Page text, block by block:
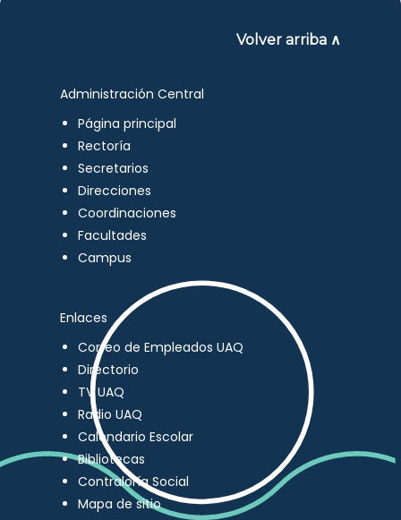
Volver arriba ∧
Administración Central
Página principal
Rectoría
Secretarios
Direcciones
Coordinaciones
Facultades
Campus
Enlaces
Correo de Empleados UAQ
Directorio
TV UAQ
Radio UAQ
Calendario Escolar
Bibliotecas
Contraloría Social
Mapa de sitio